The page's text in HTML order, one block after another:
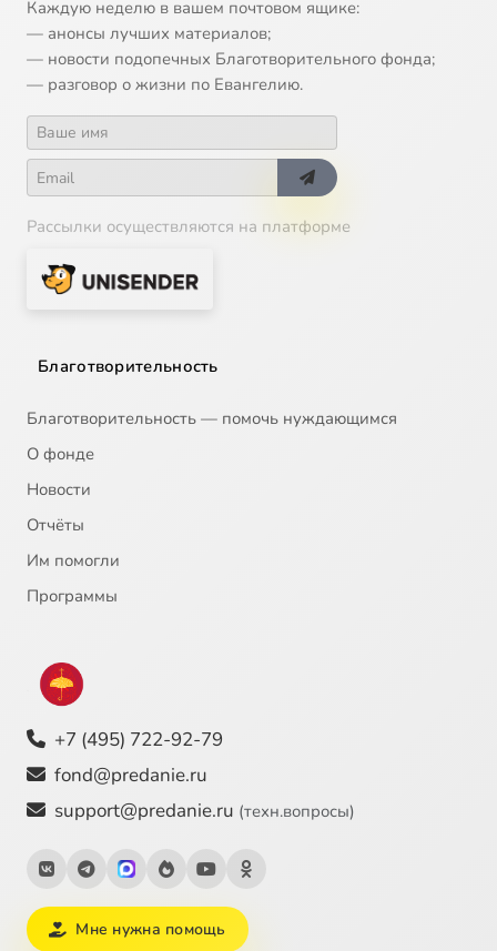
Каждую неделю в вашем почтовом ящике:
— анонсы лучших материалов;
— новости подопечных Благотворительного фонда;
— разговор о жизни по Евангелию.
Рассылки осуществляются на платформе
Благотворительность
Благотворительность — помочь нуждающимся
О фонде
Новости
Отчёты
Им помогли
Программы
+7 (495) 722-92-79
fond@predanie.ru
support@predanie.ru (техн.вопросы)
Мне нужна помощь